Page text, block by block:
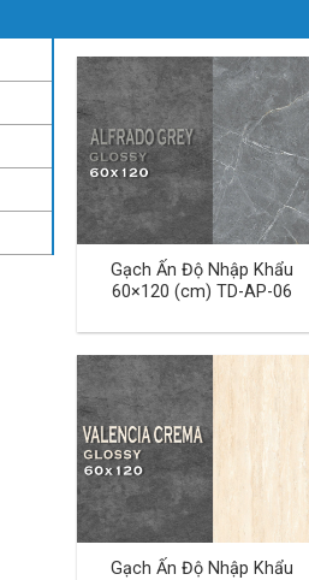
Gạch Ấn Độ Nhập Khẩu
60×120 (cm) TD-AP-06
Gạch Ấn Độ Nhập Khẩu